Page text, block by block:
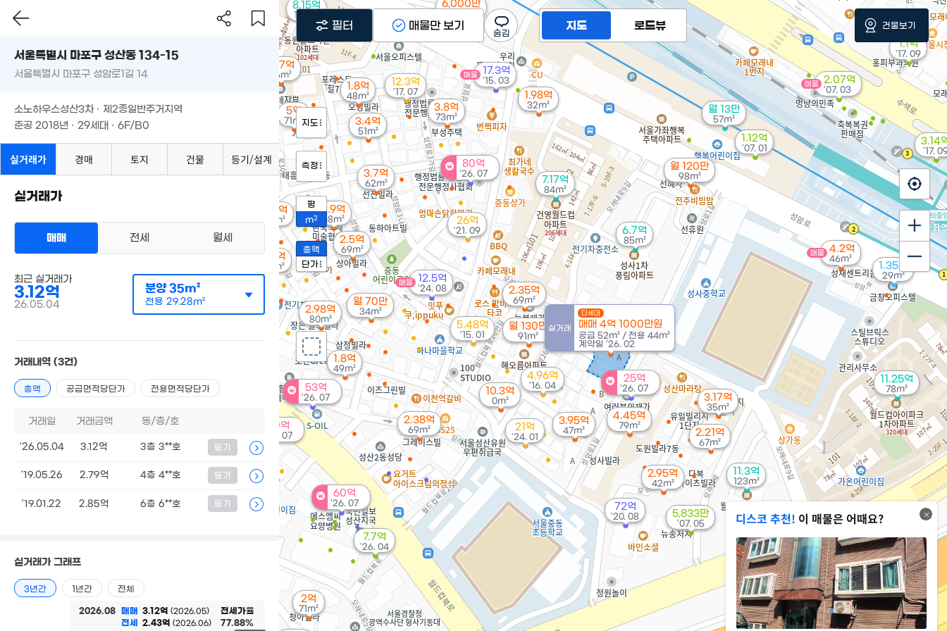
1.35억
29m²
5억
71m²
80억
'26. 07
60억
'26. 07
53억
'26. 07
17.3억
'15. 03
매물
50억
'26. 07
25억
'26. 07
12.5억
'24. 08
매물
4.2억
46m²
매물
월 130만
91m²
6.7억
85m²
3.3억
21m²
1.98억
32m²
11.25억
78m²
월 13만
57m²
7.17억
84m²
3.7억
62m²
7.7억
'26. 04
2.35억
69m²
월 70만
34m²
3.95억
47m²
실거래
다세대
매매 4억 1000만원
공급 52m² / 전용 44m²
계약일 '26. 02
2.9억
39m²
2.95억
42m²
1.8억
48m²
3.4억
51m²
8.15억
105m²
11.3억
123m²
3.17억
35m²
2.5억
69m²
4.45억
79m²
2.21억
67m²
2.07억
'07. 03
매물
월 120만
98m²
3.8억
73m²
21억
'24. 01
6,000만
26억
'21. 09
2.9억
68m²
2.38억
69m²
10.3억
0m²
1.37억
36m²
72억
'20. 08
1.8억
49m²
9,000만
24m²
3.14
'17.
1.1억
'17. 09
2.98억
80m²
12.3억
'17. 07
4.96억
'16. 04
5.48억
'15. 01
2억
71m²
5,833만
'07. 05
1.12억
'07. 01
디스코 추천! 이 매물은 어때요?
지도 로드뷰
지도
측정
평
m2
총액
단가
필터 매물만 보기 건물보기
서울특별시 마포구 성산동 134-15
서울특별시 마포구 성암로1길 14
소노하우스성산3차 · 제2종일반주거지역
준공 2018년 · 29세대 · 6F/B0
실거래가 경매 토지 건물 등기/설계
실거래가
매매 전세 월세
최근 실거래가
3.12억
26.05.04
분양35m²
전용 29.28m²
거래내역 (3건)
총액 공급면적당단가 전용면적당단가
거래일 거래금액 동/층/호
'26.05.04 3.12억 3층 3**호 등기
'19.05.26 2.79억 4층 4**호 등기
'19.01.22 2.85억 6층 6**호 등기
실거래가 그래프
3년간 1년간 전체
2026.08 매매 3.12억 (2026.05)
전세 2.43억 (2026.06)
전세가율
77.88%